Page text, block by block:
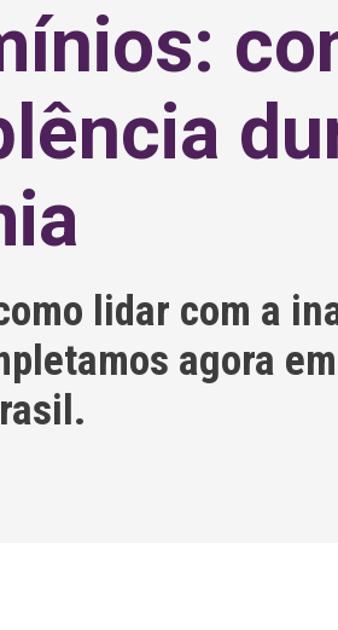
lidar com a
agora